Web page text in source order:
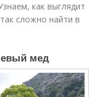
как выглядит
сложно найти в
мед